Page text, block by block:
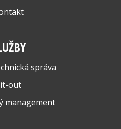
správa
out
management